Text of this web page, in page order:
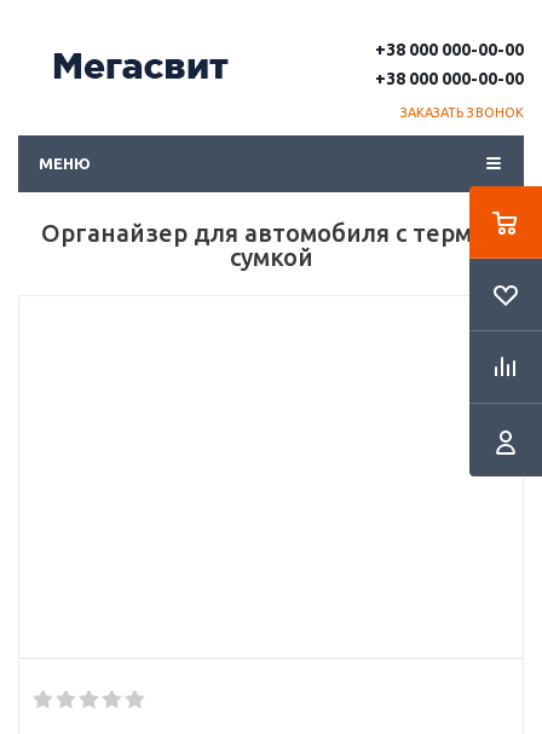
+38 000 000-00-00
+38 000 000-00-00
ЗАКАЗАТЬ ЗВОНОК
МЕНЮ
Органайзер для автомобиля с термо -
сумкой